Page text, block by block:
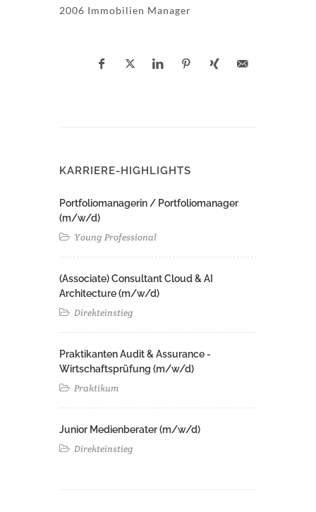
2006 Immobilien Manager
KARRIERE-HIGHLIGHTS
Portfoliomanagerin / Portfoliomanager
(m/w/d)
Young Professional
(Associate) Consultant Cloud & AI
Architecture (m/w/d)​ ​
Direkteinstieg
Praktikanten Audit & Assurance -
Wirtschaftsprüfung (m/w/d)
Praktikum
Junior Medienberater (m/w/d)
Direkteinstieg